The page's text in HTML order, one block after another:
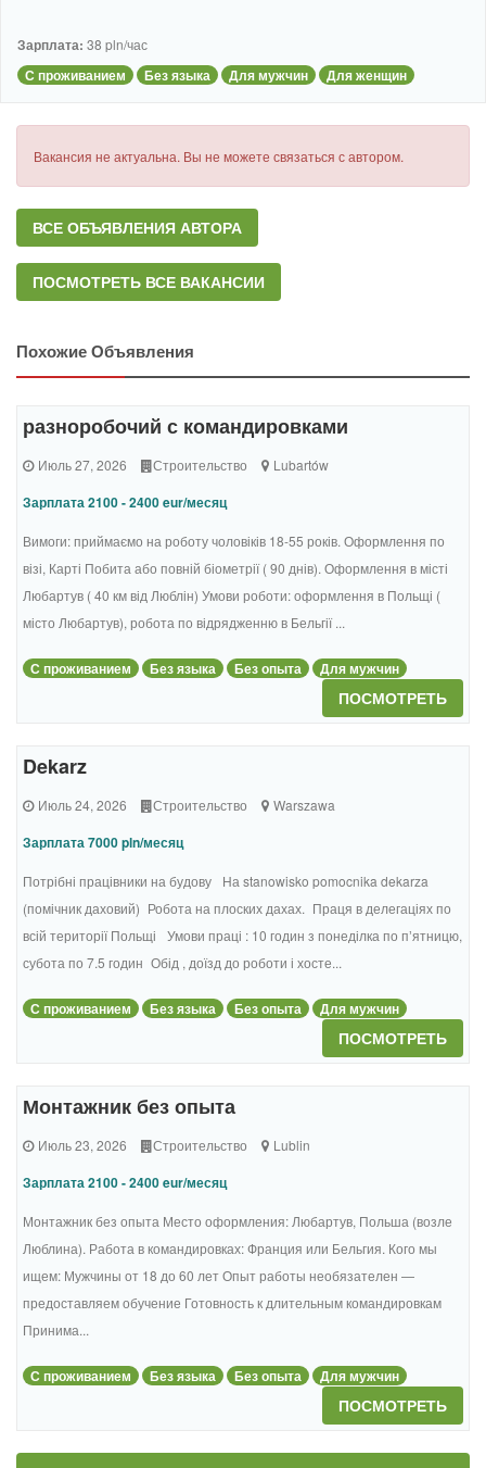
Зарплата: 38 pln/час
С проживанием Без языка Для мужчин Для женщин
Вакансия не актуальна. Вы не можете связаться с автором.
ВСЕ ОБЪЯВЛЕНИЯ АВТОРА
ПОСМОТРЕТЬ ВСЕ ВАКАНСИИ
Похожие Объявления
разноробочий с командировками
Июль 27, 2026 Строительство Lubartów
Зарплата 2100 - 2400 eur/месяц
Вимоги: приймаємо на роботу чоловіків 18-55 років. Оформлення по
візі, Карті Побита або повній біометрії ( 90 днів). Оформлення в місті
Любартув ( 40 км від Люблін) Умови роботи: оформлення в Польщі (
місто Любартув), робота по відрядженню в Бельгії ...
С проживанием Без языка Без опыта Для мужчин
ПОСМОТРЕТЬ
Dekarz
Июль 24, 2026 Строительство Warszawa
Зарплата 7000 pln/месяц
Потрібні працівники на будову На stanowisko pomocnika dekarza
(помічник даховий) Робота на плоских дахах. Праця в делегаціях по
всій території Польщі Умови праці : 10 годин з понеділка по пʼятницю,
субота по 7.5 годин Обід , доїзд до роботи і хосте...
С проживанием Без языка Без опыта Для мужчин
ПОСМОТРЕТЬ
Монтажник без опыта
Июль 23, 2026 Строительство Lublin
Зарплата 2100 - 2400 eur/месяц
Монтажник без опыта Место оформления: Любартув, Польша (возле
Люблина). Работа в командировках: Франция или Бельгия. Кого мы
ищем: Мужчины от 18 до 60 лет Опыт работы необязателен —
предоставляем обучение Готовность к длительным командировкам
Принима...
С проживанием Без языка Без опыта Для мужчин
ПОСМОТРЕТЬ